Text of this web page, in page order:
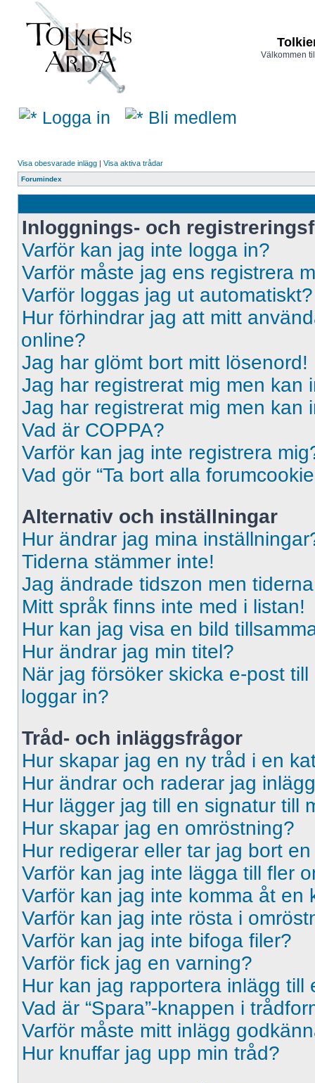
Välkommen
Logga in Bli medlem
Visa obesvarade inlägg | Visa aktiva trådar
Forumindex
Inloggnings- och
Varför kan jag inte logga in?
Varför måste jag ens registrera
Varför loggas jag ut automatiskt?
Hur förhindrar jag att mitt
online?
Jag har glömt bort mitt lösenord!
Jag har registrerat mig men kan
Jag har registrerat mig men kan
Vad är COPPA?
Varför kan jag inte registrera
Vad gör “Ta bort alla
Alternativ och inställningar
Hur ändrar jag mina
Tiderna stämmer inte!
Jag ändrade tidszon men
Mitt språk finns inte med i listan!
Hur kan jag visa en bild
Hur ändrar jag min titel?
När jag försöker skicka e-post
loggar in?
Tråd- och inläggsfrågor
Hur skapar jag en ny tråd i en
Hur ändrar och raderar jag
Hur lägger jag till en signatur till
Hur skapar jag en omröstning?
Hur redigerar eller tar jag bort
Varför kan jag inte lägga till fler
Varför kan jag inte komma åt en
Varför kan jag inte rösta i
Varför kan jag inte bifoga filer?
Varför fick jag en varning?
Hur kan jag rapportera inlägg till
Vad är “Spara”-knappen i
Varför måste mitt inlägg
Hur knuffar jag upp min tråd?